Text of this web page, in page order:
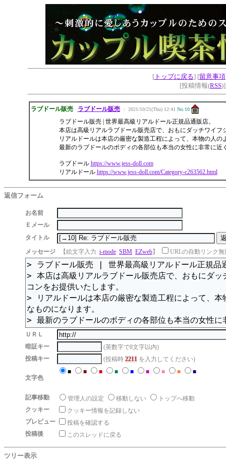
[トップに戻る] [留意事項
[投稿情報(RSS
ラブドール販売 ラブドール販売： 2021/10/21(Thu) 12:41 No.10
ラブドール販売 | 世界最高級リアルドール正規品通販店。
本店は高級リアルラブドール販売店で、おもにダッチワイフ
リアルドールは本店の厳密な製造工程によって、本物の人の
最新のラブドールのボディの各部位も本当の女性に非常に近
ラブドール https://www.jess-doll.com
リアルドール https://www.jess-doll.com/Category-c263562.html
返信フォーム
お名前
Ｅメール
タイトル
メッセージ
【絵文字入力 i-mode SBM EZweb】 URLの自動リンク無
ＵＲＬ
暗証キー
(英数字で8文字以内)
投稿キー
(投稿時 2211 を入力してください)
文字色
■ ■ ■ ■ ■ ■ ■ ■ ■
記事移動 管理人の設定 移動しない
トップへ移動
クッキー
クッキー情報を記録しない
プレビュー
投稿を確認する
投稿後
このスレッドに戻る
ツリー表示